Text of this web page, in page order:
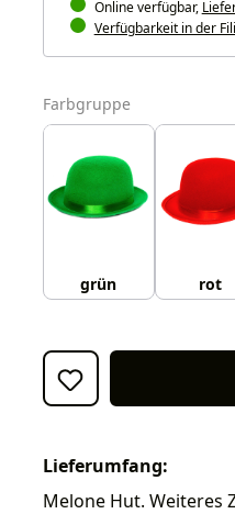
Online verfügbar,
Verfügbarkeit in der
Farbgruppeauswählen
grün rot
Lieferumfang:
Melone Hut. Weiteres